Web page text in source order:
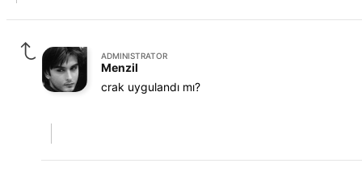
ADMINISTRATOR
Menzil
crak uygulandı mı?